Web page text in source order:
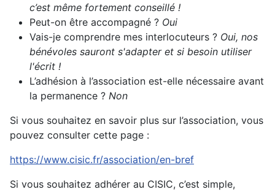
c’est même fortement conseillé !
Peut-on être accompagné ? Oui
Vais-je comprendre mes interlocuteurs ? Oui, nos
bénévoles sauront s'adapter et si besoin utiliser
l'écrit !
L’adhésion à l’association est-elle nécessaire avant
la permanence ? Non
Si vous souhaitez en savoir plus sur l’association, vous
pouvez consulter cette page :
https://www.cisic.fr/association/en-bref
Si vous souhaitez adhérer au CISIC, c’est simple,